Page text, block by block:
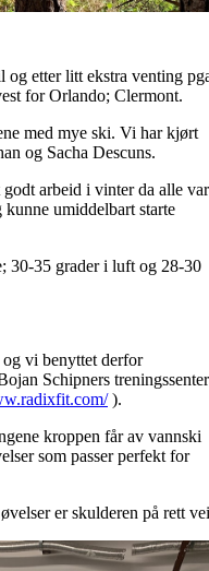
etter litt ekstra venting
for Orlando; Clermont.
med mye ski. Vi har kjørt
og Sacha Descuns.
arbeid i vinter da alle var
umiddelbart starte
35 grader i luft og 28-30
vi benyttet derfor
Schipners treningssenter
).
kroppen får av vannski
som passer perfekt for
er skulderen på rett